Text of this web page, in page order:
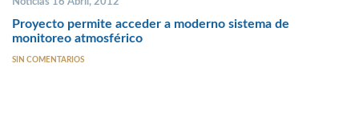
Proyecto permite acceder a moderno sistema de
monitoreo atmosférico
SIN COMENTARIOS